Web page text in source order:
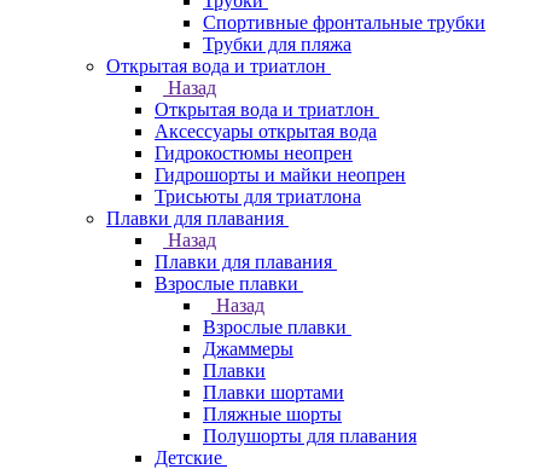
Спортивные фронтальные трубки
Трубки для пляжа
Открытая вода и триатлон
Назад
Открытая вода и триатлон
Аксессуары открытая вода
Гидрокостюмы неопрен
Гидрошорты и майки неопрен
Трисьюты для триатлона
Плавки для плавания
Назад
Плавки для плавания
Взрослые плавки
Назад
Взрослые плавки
Джаммеры
Плавки
Плавки шортами
Пляжные шорты
Полушорты для плавания
Детские